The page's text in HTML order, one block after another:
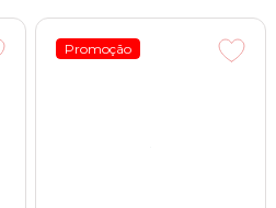
Promoção